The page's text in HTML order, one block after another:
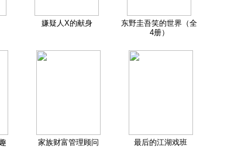
嫌疑人X的献身
东野圭吾笑的世界（全
4册）
家族财富管理顾问 最后的江湖戏班